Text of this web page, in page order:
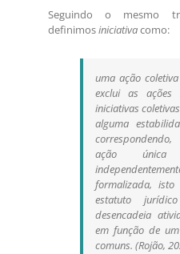
Seguindo o mesmo
definimosiniciativacomo:
uma ação
exclui as ações
iniciativas
alguma
ação única
formalizada,
estatuto
desencadeia
em função de
comuns. (Rojão,